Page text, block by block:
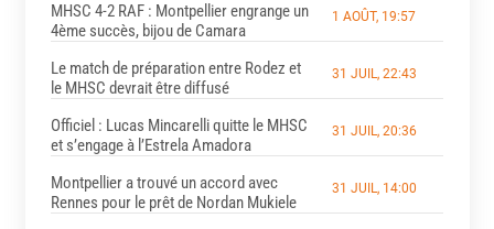
MHSC 4-2 RAF : Montpellier engrange un
4ème succès, bijou de Camara
1 AOÛT, 19:57
Le match de préparation entre Rodez et
le MHSC devrait être diffusé
31 JUIL, 22:43
Officiel : Lucas Mincarelli quitte le MHSC
et s’engage à l’Estrela Amadora
31 JUIL, 20:36
Montpellier a trouvé un accord avec
Rennes pour le prêt de Nordan Mukiele
31 JUIL, 14:00